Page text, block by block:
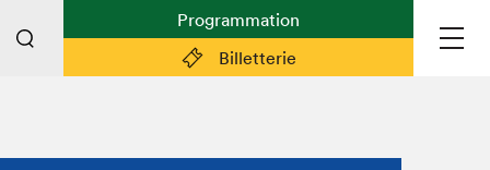
Billetterie
Programmation